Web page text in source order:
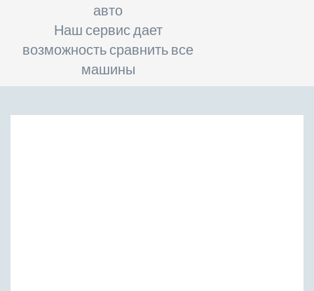
авто
Наш сервис дает
возможность сравнить все
машины